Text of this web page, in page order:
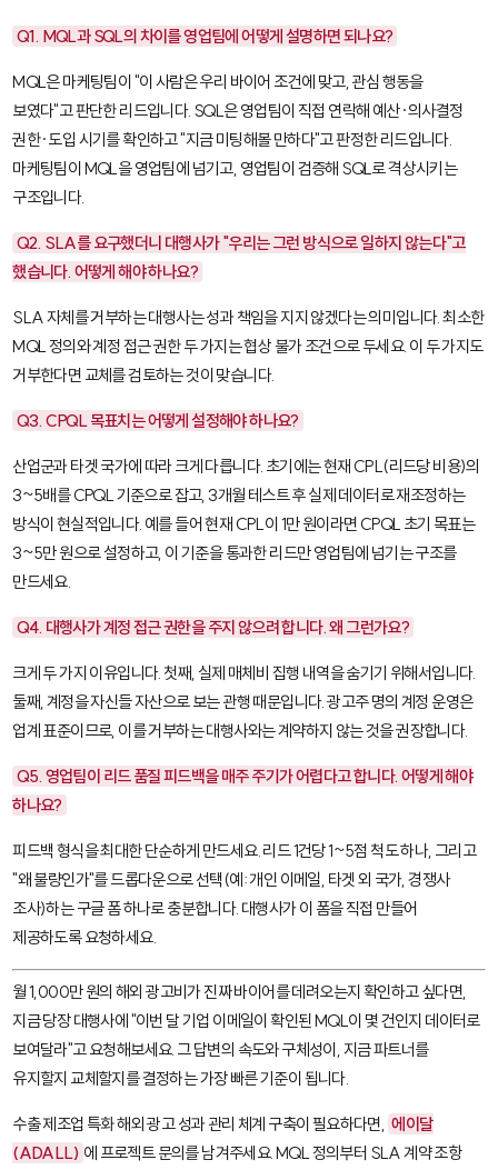
Q1. MQL과 SQL의 차이를 영업팀에 어떻게 설명하면 되나요?
MQL은 마케팅팀이 "이 사람은 우리 바이어 조건에 맞고, 관심 행동을
보였다"고 판단한 리드입니다. SQL은 영업팀이 직접 연락해 예산·의사결정
권한·도입 시기를 확인하고 "지금 미팅해볼 만하다"고 판정한 리드입니다.
마케팅팀이 MQL을 영업팀에 넘기고, 영업팀이 검증해 SQL로 격상시키는
구조입니다.
Q2. SLA를 요구했더니 대행사가 "우리는 그런 방식으로 일하지 않는다"고
했습니다. 어떻게 해야 하나요?
SLA 자체를 거부하는 대행사는 성과 책임을 지지 않겠다는 의미입니다. 최소한
MQL 정의와 계정 접근 권한 두 가지는 협상 불가 조건으로 두세요. 이 두 가지도
거부한다면 교체를 검토하는 것이 맞습니다.
Q3. CPQL 목표치는 어떻게 설정해야 하나요?
산업군과 타겟 국가에 따라 크게 다릅니다. 초기에는 현재 CPL(리드당 비용)의
3~5배를 CPQL 기준으로 잡고, 3개월 테스트 후 실제 데이터로 재조정하는
방식이 현실적입니다. 예를 들어 현재 CPL이 1만 원이라면 CPQL 초기 목표는
3~5만 원으로 설정하고, 이 기준을 통과한 리드만 영업팀에 넘기는 구조를
만드세요.
Q4. 대행사가 계정 접근 권한을 주지 않으려 합니다. 왜 그런가요?
크게 두 가지 이유입니다. 첫째, 실제 매체비 집행 내역을 숨기기 위해서입니다.
둘째, 계정을 자신들 자산으로 보는 관행 때문입니다. 광고주 명의 계정 운영은
업계 표준이므로, 이를 거부하는 대행사와는 계약하지 않는 것을 권장합니다.
Q5. 영업팀이 리드 품질 피드백을 매주 주기가 어렵다고 합니다. 어떻게 해야
하나요?
피드백 형식을 최대한 단순하게 만드세요. 리드 1건당 1~5점 척도 하나, 그리고
"왜 불량인가"를 드롭다운으로 선택(예: 개인 이메일, 타겟 외 국가, 경쟁사
조사)하는 구글 폼 하나로 충분합니다. 대행사가 이 폼을 직접 만들어
제공하도록 요청하세요.
월 1,000만 원의 해외 광고비가 진짜 바이어를 데려오는지 확인하고 싶다면,
지금 당장 대행사에 "이번 달 기업 이메일이 확인된 MQL이 몇 건인지 데이터로
보여달라"고 요청해보세요. 그 답변의 속도와 구체성이, 지금 파트너를
유지할지 교체할지를 결정하는 가장 빠른 기준이 됩니다.
수출 제조업 특화 해외 광고 성과 관리 체계 구축이 필요하다면, 에이달
(ADALL) 에 프로젝트 문의를 남겨주세요. MQL 정의부터 SLA 계약 조항